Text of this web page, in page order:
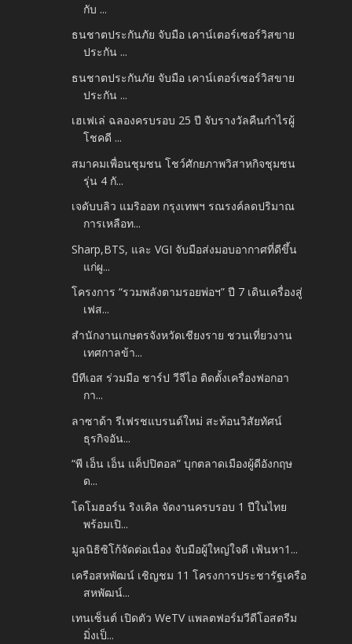
กับ ...
ธนชาตประกันภัย จับมือ เคาน์เตอร์เซอร์วิสขาย
ประกัน ...
ธนชาตประกันภัย จับมือ เคาน์เตอร์เซอร์วิสขาย
ประกัน ...
เฮเฟเล่ ฉลองครบรอบ 25 ปี จับรางวัลคืนกำไรผู้
โชคดี ...
สมาคมเพื่อนชุมชน โชว์ศักยภาพวิสาหกิจชุมชน
รุ่น 4 กั...
เจดับบลิว แมริออท กรุงเทพฯ รณรงค์ลดปริมาณ
การเหลือท...
Sharp,BTS, และ VGI จับมือส่งมอบอากาศที่ดีขึ้น
แก่ผู...
โครงการ “รวมพลังตามรอยพ่อฯ” ปี 7 เดินเครื่องสู่
เฟส...
สำนักงานเกษตรจังหวัดเชียงราย ชวนเที่ยวงาน
เทศกาลข้า...
บีทีเอส ร่วมมือ ชาร์ป วีจีไอ ติดตั้งเครื่องฟอกอา
กา...
ลาซาด้า รีเฟรชแบรนด์ใหม่ สะท้อนวิสัยทัศน์
ธุรกิจอัน...
“พี เอ็น เอ็น แค็ปปิตอล” บุกตลาดเมืองผู้ดีอังกฤษ
ด...
โดโมฮอร์น ริงเคิล จัดงานครบรอบ 1 ปีในไทย
พร้อมเปิ...
มูลนิธิซิโก้จัดต่อเนื่อง จับมือผู้ใหญ่ใจดี เฟ้นหา1...
เครือสหพัฒน์ เชิญชม 11 โครงการประชารัฐเครือ
สหพัฒน์...
เทนเซ็นต์ เปิดตัว WeTV แพลตฟอร์มวีดีโอสตรีม
มิ่งเป็...